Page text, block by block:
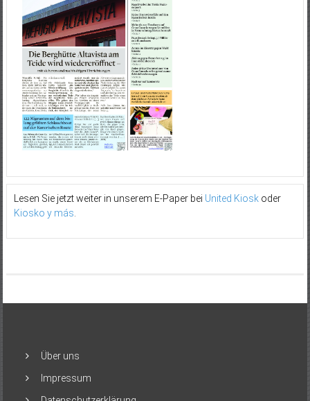
Lesen Sie jetzt weiter in unserem E-Paper bei United Kioskoder
Kiosko y más
Über uns
Impressum